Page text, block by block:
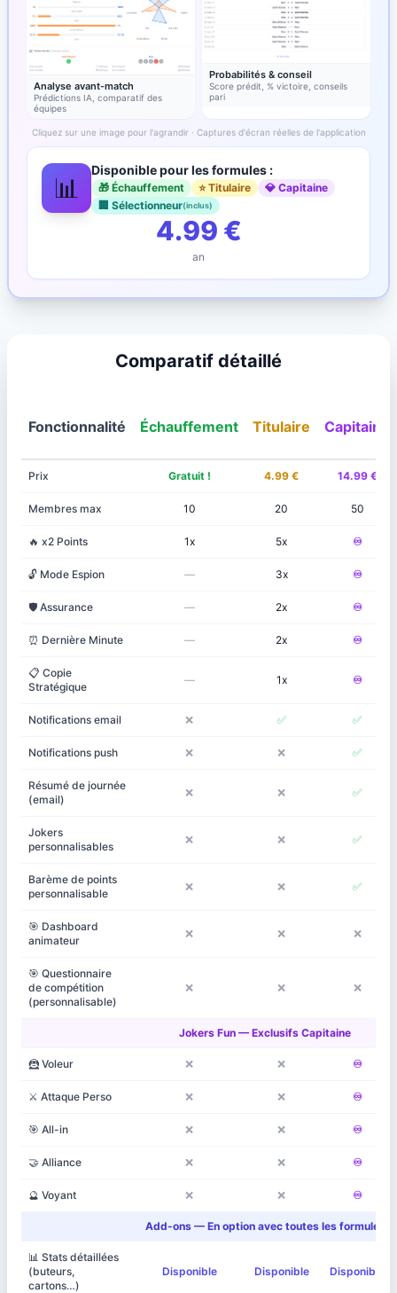
Analyse avant-match
Prédictions IA, comparatif des
équipes
Probabilités & conseil
Score prédit, % victoire, conseils
pari
Cliquez sur une image pour l'agrandir · Captures d'écran réelles de l'application
📊
Disponible pour les formules :
🎁 Échauffement ⭐ Titulaire
💎 Capitaine
🏢 Sélectionneur(inclus)
4.99 €
an
Comparatif détaillé
Fonctionnalité Échauffement Titulaire Capitaine
Prix Gratuit ! 4.99 € 14.99 €
Membres max 10 20 50
🔥 x2 Points 1x 5x ♾️
🔓 Mode Espion — 3x ♾️
🛡️ Assurance — 2x ♾️
⏰ Dernière Minute — 2x ♾️
📋 Copie
Stratégique
— 1x ♾️
Notifications email ❌ ✅ ✅
Notifications push ❌ ❌ ✅
Résumé de journée
(email)
❌ ❌ ✅
Jokers
personnalisables
❌ ❌ ✅
Barème de points
personnalisable
❌ ❌ ✅
🎯 Dashboard
animateur
❌ ❌ ❌
🎯 Questionnaire
de compétition
(personnalisable)
❌ ❌ ❌
Jokers Fun — Exclusifs Capitaine
🦹 Voleur ❌ ❌ ♾️
⚔️ Attaque Perso ❌ ❌ ♾️
🎯 All-in ❌ ❌ ♾️
🤝 Alliance ❌ ❌ ♾️
🔮 Voyant ❌ ❌ ♾️
Add-ons — En option avec toutes les formules
📊 Stats détaillées
(buteurs,
cartons…)
Disponible Disponible Disponible